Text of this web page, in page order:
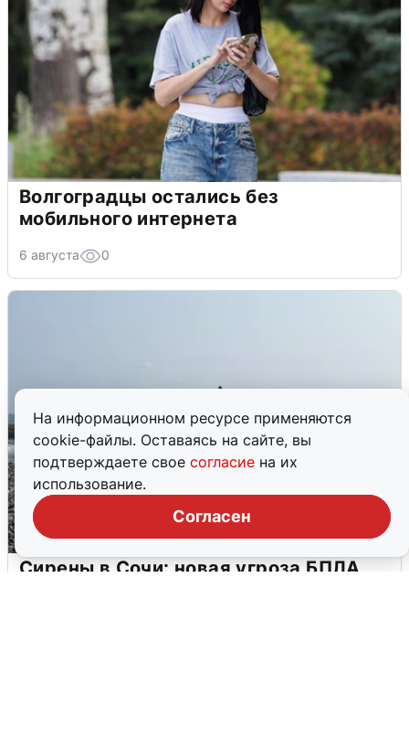
На информационном ресурсе применяются
cookie-файлы. Оставаясь на сайте, вы
подтверждаете свое согласие на их
использование.
Согласен
Волгоградцы остались без
мобильного интернета
6 августа 0
Сирены в Сочи: новая угроза БПЛА